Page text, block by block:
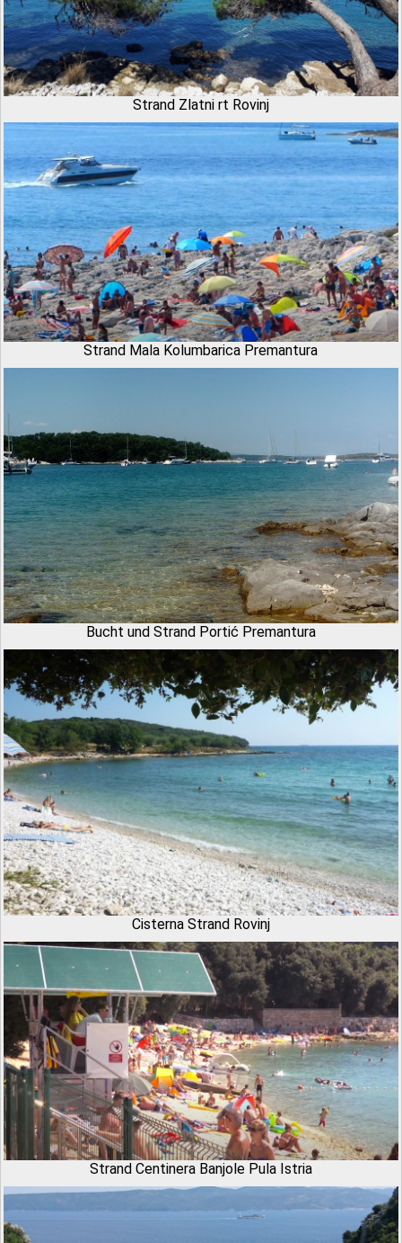
Strand Zlatni rt Rovinj
Strand Mala Kolumbarica Premantura
Bucht und Strand Portić Premantura
Cisterna Strand Rovinj
Strand Centinera Banjole Pula Istria